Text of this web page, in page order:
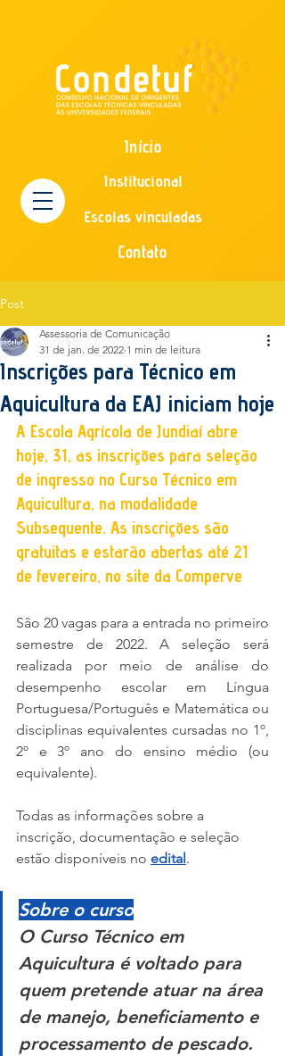
Início
Institucional
Escolas vinculadas
Contato
Post
Inscrições para Técnico em
Aquicultura da EAJ iniciam hoje
Assessoria de Comunicação
31 de jan. de 2022 1 min de leitura
A Escola Agrícola de Jundiaí abre
hoje, 31, as inscrições para seleção
de ingresso no Curso Técnico em
Aquicultura, na modalidade
Subsequente. As inscrições são
gratuitas e estarão abertas até 21
de fevereiro, no site da Comperve
São 20 vagas para a entrada no primeiro
semestre de 2022. A seleção será
realizada por meio de análise do
desempenho escolar em Língua
Portuguesa/Português e Matemática ou
disciplinas equivalentes cursadas no 1º,
2º e 3º ano do ensino médio (ou
equivalente).
Todas as informações sobre a
inscrição, documentação e seleção
estão disponíveis no edital.
Sobre o curso
O Curso Técnico em
Aquicultura é voltado para
quem pretende atuar na área
de manejo, beneficiamento e
processamento de pescado.